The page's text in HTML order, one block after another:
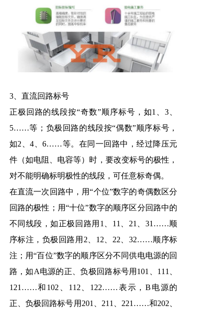
3、直流回路标号
正极回路的线段按“奇数”顺序标号，如1、3、
5……等；负极回路的线段按“偶数”顺序标号，
如2、4、6……等。在同一回路中，经过降压元
件（如电阻、电容等）时，要改变标号的极性，
对不能明确标明极性的线段，可任意标奇偶。
在直流一次回路中，用“个位”数字的奇偶数区分
回路的极性；用“十位”数字的顺序区分回路中的
不同线段，如正极回路用1、11、21、31……顺
序标注，负极回路用2、12、22、32……顺序标
注；用“百位”数字的顺序区分不同供电电源的回
路，如A电源的正、负极回路标号用101、111、
121……和102、112、122……表示，B电源的
正、负极回路标号用201、211、221……和202、